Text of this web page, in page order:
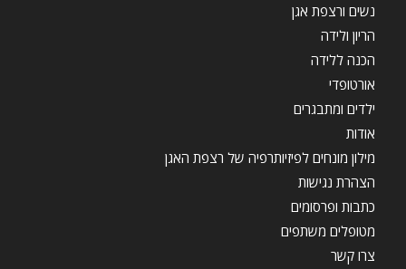
נשים ורצפת אגן
הריון ולידה
הכנה ללידה
אורטופדי
ילדים ומתבגרים
אודות
מילון מונחים לפיזיותרפיה של רצפת האגן
הצהרת נגישות
כתבות ופרסומים
מטופלים משתפים
צרו קשר